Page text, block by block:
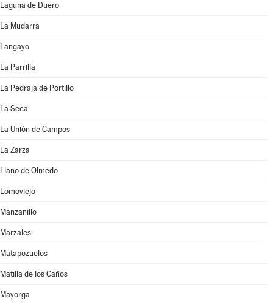
Laguna de Duero
La Mudarra
Langayo
La Parrilla
La Pedraja de Portillo
La Seca
La Unión de Campos
La Zarza
Llano de Olmedo
Lomoviejo
Manzanillo
Marzales
Matapozuelos
Matilla de los Caños
Mayorga